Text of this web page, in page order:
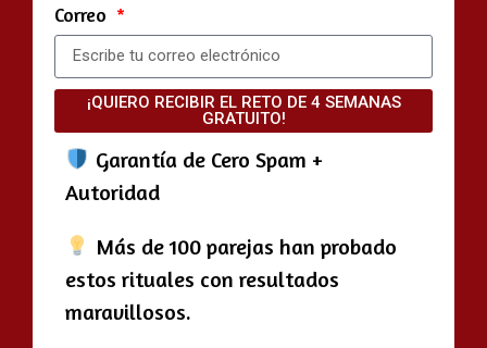
Correo
¡QUIERO RECIBIR EL RETO DE 4 SEMANAS
GRATUITO!
Garantía de Cero Spam +
Autoridad
Más de 100 parejas han probado
estos rituales con resultados
maravillosos.